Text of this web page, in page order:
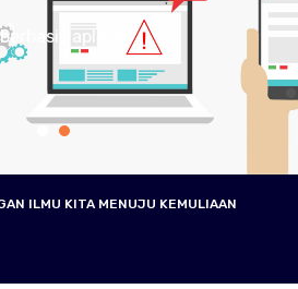
aplikasi
ILMU KITA MENUJU KEMULIAAN